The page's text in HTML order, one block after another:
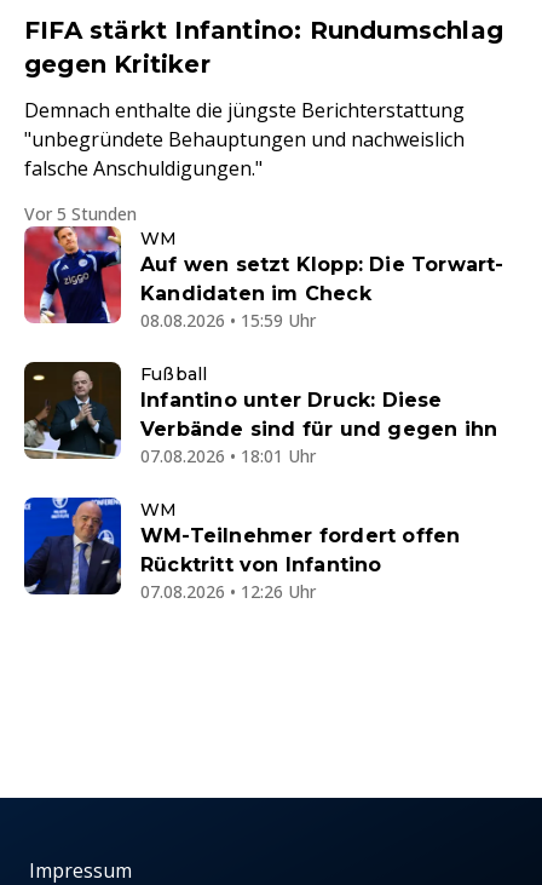
FIFA stärkt Infantino: Rundumschlag
gegen Kritiker
Demnach enthalte die jüngste Berichterstattung
"unbegründete Behauptungen und nachweislich
falsche Anschuldigungen."
Vor 5 Stunden
WM
Auf wen setzt Klopp: Die Torwart-
Kandidaten im Check
08.08.2026 • 15:59 Uhr
Fußball
Infantino unter Druck: Diese
Verbände sind für und gegen ihn
07.08.2026 • 18:01 Uhr
WM
WM-Teilnehmer fordert offen
Rücktritt von Infantino
07.08.2026 • 12:26 Uhr
Impressum